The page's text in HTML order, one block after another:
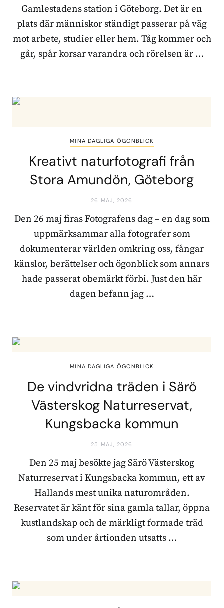
Gamlestadens station i Göteborg. Det är en
plats där människor ständigt passerar på väg
mot arbete, studier eller hem. Tåg kommer och
går, spår korsar varandra och rörelsen är …
MINA DAGLIGA ÖGONBLICK
Kreativt naturfotografi från
Stora Amundön, Göteborg
26 MAJ, 2026
Den 26 maj firas Fotografens dag – en dag som
uppmärksammar alla fotografer som
dokumenterar världen omkring oss, fångar
känslor, berättelser och ögonblick som annars
hade passerat obemärkt förbi. Just den här
dagen befann jag …
MINA DAGLIGA ÖGONBLICK
De vindvridna träden i Särö
Västerskog Naturreservat,
Kungsbacka kommun
25 MAJ, 2026
Den 25 maj besökte jag Särö Västerskog
Naturreservat i Kungsbacka kommun, ett av
Hallands mest unika naturområden.
Reservatet är känt för sina gamla tallar, öppna
kustlandskap och de märkligt formade träd
som under årtionden utsatts …